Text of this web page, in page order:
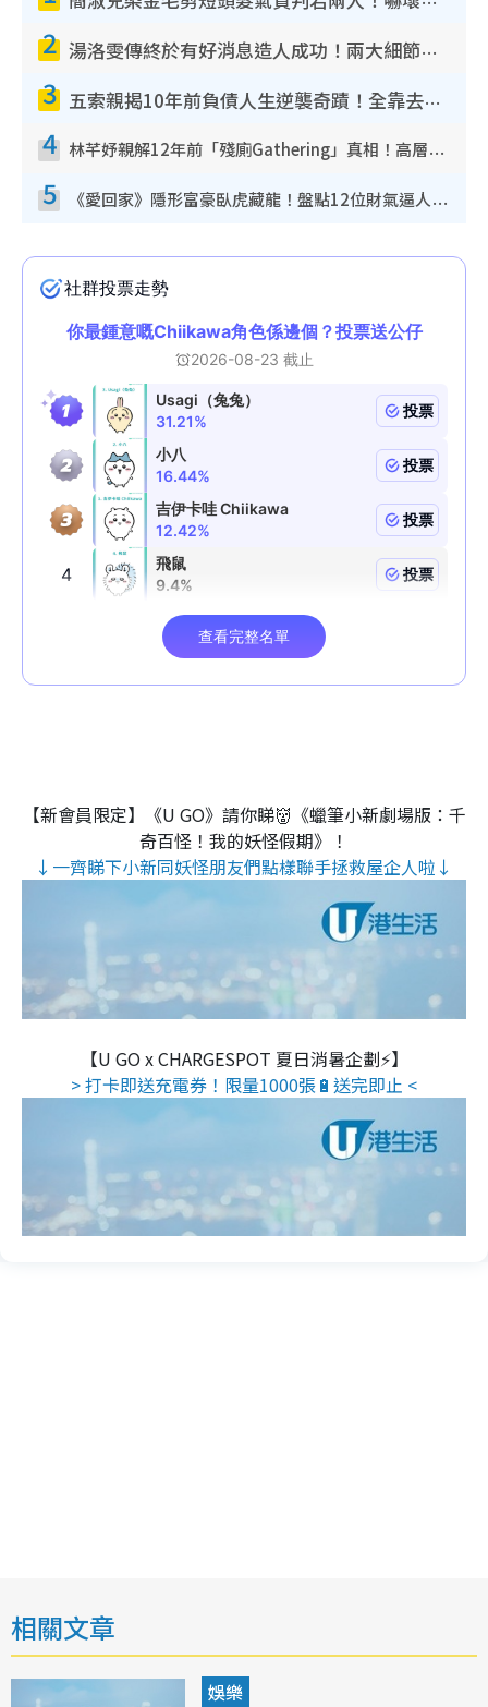
2 湯洛雯傳終於有好消息造人成功！兩大細節曝孕味極濃惹猜測：大肚婆先會咁！
3 五索親揭10年前負債人生逆襲奇蹟！全靠去一地方轉運後即遇上馬先生
4 林芊妤親解12年前「殘廁Gathering」真相！高層解約一句話重創尊嚴至今拒返TVB
5 《愛回家》隱形富豪臥虎藏龍！盤點12位財氣逼人的有錢藝人：呢位靚女3億身家唔憂做
【新會員限定】《U GO》請你睇👹《蠟筆小新劇場版：千
奇百怪！我的妖怪假期》！
↓一齊睇下小新同妖怪朋友們點樣聯手拯救屋企人啦↓
【U GO x CHARGESPOT 夏日消暑企劃⚡】
> 打卡即送充電券！限量1000張🔋送完即止 <
相關文章
娛樂